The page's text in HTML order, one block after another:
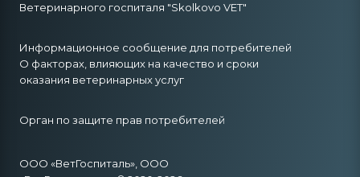
Ветеринарного госпиталя "Skolkovo VET"
Информационное сообщение для потребителей
О факторах, влияющих на качество и сроки
оказания ветеринарных услуг
Орган по защите прав потребителей
ООО «ВетГоспиталь», ООО